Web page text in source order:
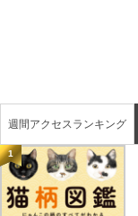
週間アクセスランキング
1